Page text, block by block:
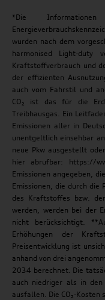
*Die
wurden nach dem
harmonised Light-duty
Kraftstoffverbrauch und
der effizienten
auch vom Fahrstil und
CO₂ ist das für die
Treibhausgas. Ein
Emissionen aller in
unentgeltlich einsehbar
neue Pkw ausgestellt
hier abrufbar: https://
Emissionen angegeben,
Emissionen, die durch die
des Kraftstoffes bzw.
werden, werden bei der
nicht berücksichtigt.
Erhöhungen der
Preisentwicklung ist
anhand von drei
2034 berechnet. Die
auch niedriger als in den
ausfallen. Die CO₂-